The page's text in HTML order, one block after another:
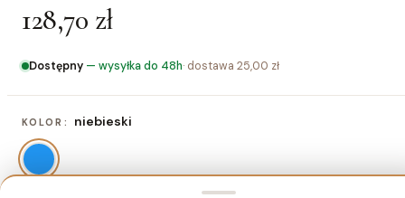
128,70 zł
Dostępny — wysyłka do 48h· dostawa 25,00 zł
KOLOR: niebieski